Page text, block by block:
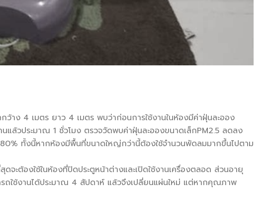
าง 4 เมตร ยาว 4 เมตร พบว่าก่อนการใช้งานในห้องมีค่าฝุ่นละออง
แล้วประมาณ 1 ชั่วโมง ตรวจวัดพบค่าฝุ่นละอองขนาดเล็กPM2.5 ลดลง
ทั้งนี้หากห้องมีพื้นที่ขนาดใหญ่กว่านี้ต้องใช้จำนวนพัดลมมากขึ้นไปตาม
จะต้องใช้ในห้องที่ปิดประตูหน้าต่างและเปิดใช้งานเครื่องตลอด ส่วนอายุ
ถใช้งานได้ประมาณ 4 สัปดาห์ แล้วจึงเปลี่ยนแผ่นใหม่ แต่หากคุณภาพ